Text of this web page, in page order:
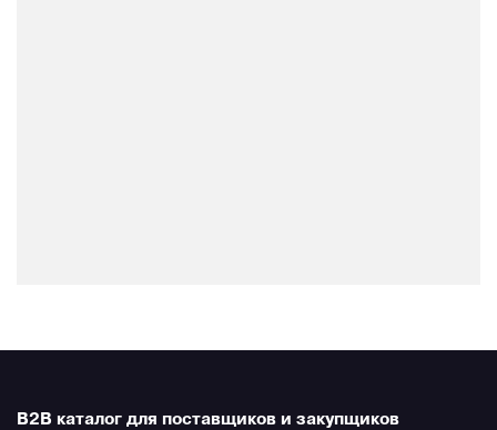
B2B каталог для поставщиков и закупщиков